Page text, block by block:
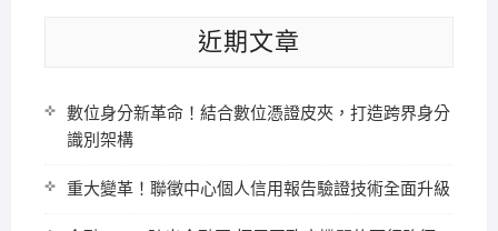
近期文章
數位身分新革命！結合數位憑證皮夾，打造跨界身分
識別架構
重大變革！聯徵中心個人信用報告驗證技術全面升級